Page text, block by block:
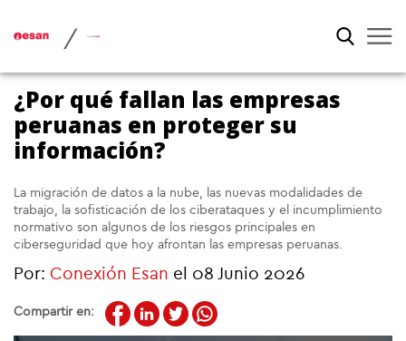
/
¿Por qué fallan las empresas
peruanas en proteger su
información?
La migración de datos a la nube, las nuevas modalidades de
trabajo, la sofisticación de los ciberataques y el incumplimiento
normativo son algunos de los riesgos principales en
ciberseguridad que hoy afrontan las empresas peruanas.
Por: Conexión Esan el 08 Junio 2026
Compartir en: